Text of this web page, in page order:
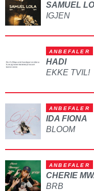
SAMUEL
IGJEN
ANBEFALER
HADI
EKKE TVIL!
ANBEFALER
IDA FIONA
BLOOM
ANBEFALER
CHERIE
BRB